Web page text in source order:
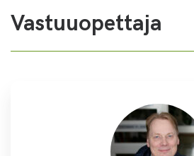
Vastuuopettaja